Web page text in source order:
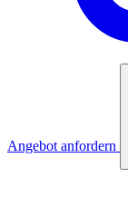
Angebot anfordern